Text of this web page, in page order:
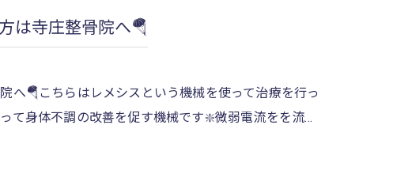
は寺庄整骨院へ🪂
へ🪂こちらはレメシスという機械を使って治療を行っ
て身体不調の改善を促す機械です❇️微弱電流をを流…